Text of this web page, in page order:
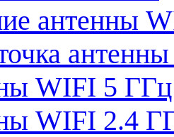
антенны
WIFI 5 ГГц
WIFI 2.4